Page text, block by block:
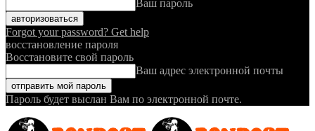
Ваш пароль
Forgot your password? Get help
восстановление пароля
Восстановите свой пароль
Ваш адрес электронной почты
Пароль будет выслан Вам по электронной почте.